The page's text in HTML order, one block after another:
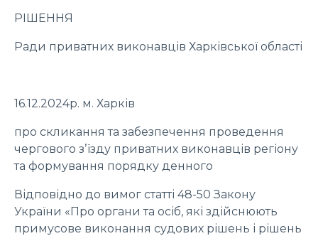
РІШЕННЯ
Ради приватних виконавців Харківської області
16.12.2024р. м. Харків
про скликання та забезпечення проведення
чергового зʼїзду приватних виконавців регіону
та формування порядку денного
Відповідно до вимог статті 48-50 Закону
України «Про органи та осіб, які здійснюють
примусове виконання судових рішень і рішень